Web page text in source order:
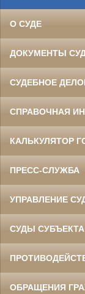
О СУДЕ
ДОКУМЕНТЫ
СУДЕБНОЕ
СПРАВОЧНАЯ
КАЛЬКУЛЯТОР
ПРЕСС-СЛУЖБА
УПРАВЛЕНИЕ
СУДЫ
ОБРАЩЕНИЯ